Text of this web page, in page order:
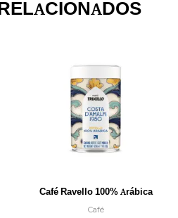
Café Ravello 100% Arábica
Café